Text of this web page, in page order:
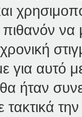
πιθανόν
για αυτό
ήταν
τακτικά